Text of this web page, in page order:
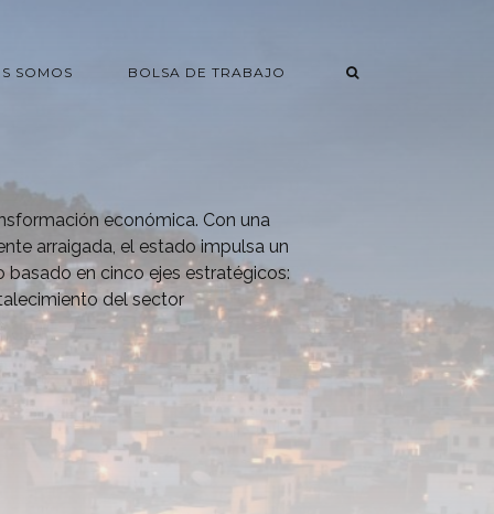
SOMOS BOLSA DE TRABAJO
económica. Con una
arraigada, el estado impulsa un
en cinco ejes estratégicos:
del sector